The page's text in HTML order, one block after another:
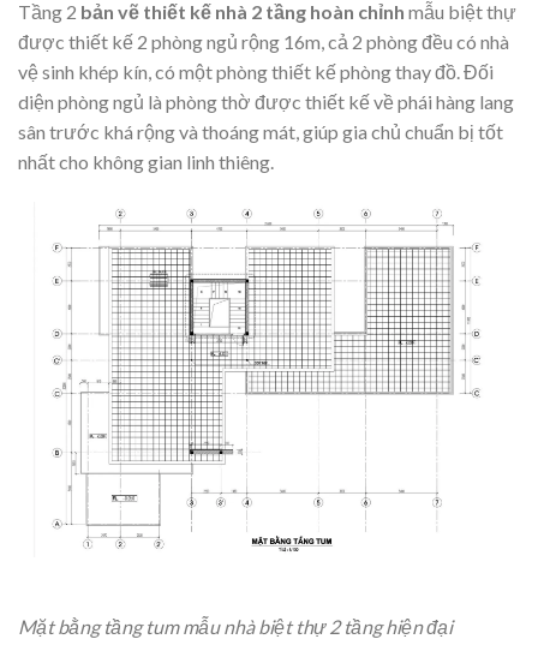
Tầng 2 bản vẽ thiết kế nhà 2 tầng hoàn chỉnh mẫu biệt thự
được thiết kế 2 phòng ngủ rộng 16m, cả 2 phòng đều có nhà
vệ sinh khép kín, có một phòng thiết kế phòng thay đồ. Đối
diện phòng ngủ là phòng thờ được thiết kế về phái hàng lang
sân trước khá rộng và thoáng mát, giúp gia chủ chuẩn bị tốt
nhất cho không gian linh thiêng.
Mặt bằng tầng tum mẫu nhà biệt thự 2 tầng hiện đại